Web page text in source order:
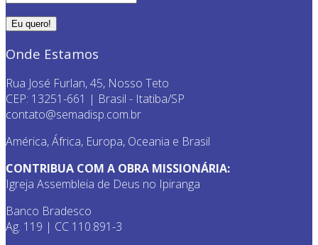
Onde Estamos
Rua José Furlan, 45, Nosso Teto
CEP: 13251-661 | Brasil - Itatiba/SP
contato@semadisp.com.br
América, África, Europa, Oceania e Brasil
CONTRIBUA COM A OBRA MISSIONÁRIA:
Igreja Assembleia de Deus no Ipiranga
Banco Bradesco
Ag. 119 | CC 110.891-3